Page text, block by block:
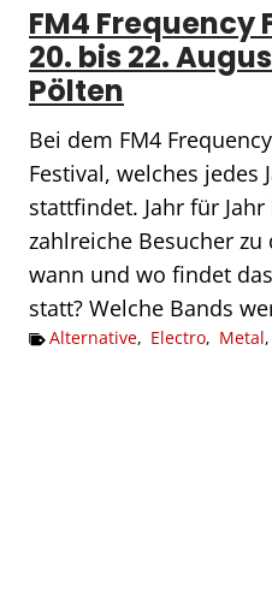
FM4 Frequency
20. bis 22.
Pölten
Bei dem FM4
Festival, welches jedes
stattfindet. Jahr für
zahlreiche Besucher zu
wann und wo findet
statt? Welche Bands
Alternative, Electro, Metal,